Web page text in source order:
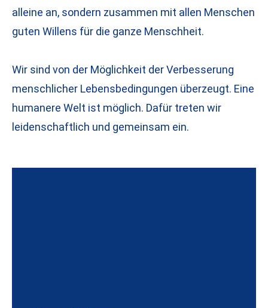
alleine an, sondern zusammen mit allen Menschen
guten Willens für die ganze Menschheit.
Wir sind von der Möglichkeit der Verbesserung
menschlicher Lebensbedingungen überzeugt. Eine
humanere Welt ist möglich. Dafür treten wir
leidenschaftlich und gemeinsam ein.